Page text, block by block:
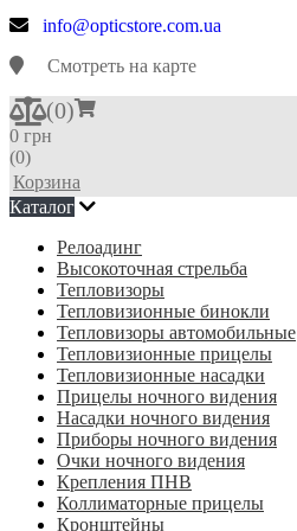
info@opticstore.com.ua
Смотреть на карте
(0)
0 грн
(0)
Корзина
Каталог
Релоадинг
Высокоточная стрельба
Тепловизоры
Тепловизионные бинокли
Тепловизоры автомобильные
Тепловизионные прицелы
Тепловизионные насадки
Прицелы ночного видения
Насадки ночного видения
Приборы ночного видения
Очки ночного видения
Крепления ПНВ
Коллиматорные прицелы
Кронштейны